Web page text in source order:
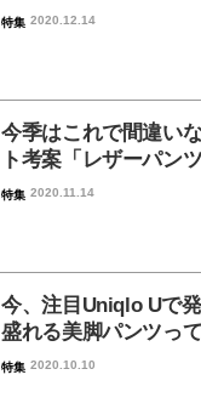
特集 2020.12.14
今季はこれで間違い
ト考案「レザーパン
特集 2020.11.14
今、注目Uniqlo Uで
盛れる美脚パンツっ
特集 2020.10.10